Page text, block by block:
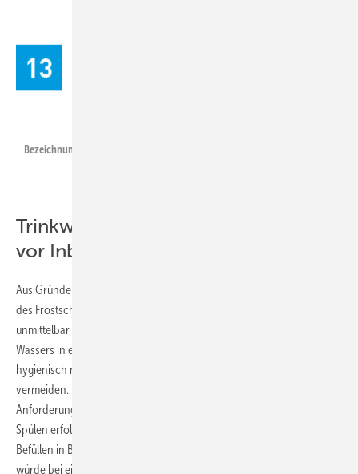
Bezeichnungsschild mit Strangnummer.
Trinkwasser-Installation unmittelbar
vor Inbetriebnahme befüllen
Aus Gründen der Trinkwasserhygiene, des Korrosionsschutzes und
des Frostschutzes soll ein Befüllen der Trinkwasser-Installation erst
unmittelbar vor der Inbetriebnahme erfolgen. Lange Verweilzeiten des
Wassers in einer befüllten oder teilbefüllten Rohrleitung können
hygienisch negative Auswirkungen haben und sind deshalb zu
vermeiden. Im Abschnitt „Spülen“ der DIN EN 806-4 besteht sogar die
Anforderung, dass regelmäßig in Abständen von sieben Tagen ein
Spülen erfolgen muss, wenn ein System nicht unmittelbar nach dem
Befüllen in Betrieb genommen wird. Aufgrund dieser Anforderung
würde bei einer Dichtheitsprüfung mit Wasser, bevor die